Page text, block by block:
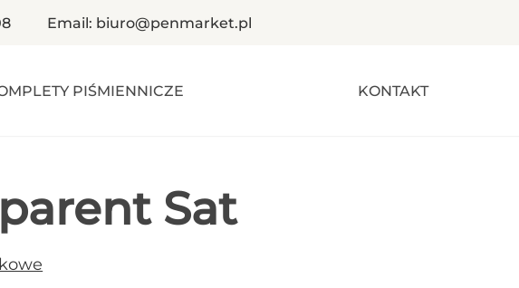
Email: biuro@penmarket.pl
PIŚMIENNICZE KONTAKT
Sat